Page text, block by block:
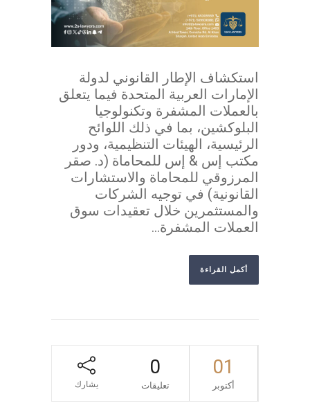
استكشاف الإطار القانوني لدولة
الإمارات العربية المتحدة فيما يتعلق
بالعملات المشفرة وتكنولوجيا
البلوكشين، بما في ذلك اللوائح
الرئيسية، الهيئات التنظيمية، ودور
مكتب إس & إس للمحاماة (د. صقر
المرزوقي للمحاماة والاستشارات
القانونية) في توجيه الشركات
والمستثمرين خلال تعقيدات سوق
العملات المشفرة...
أكمل القراءة
01
أكتوبر
0
تعليقات يشارك